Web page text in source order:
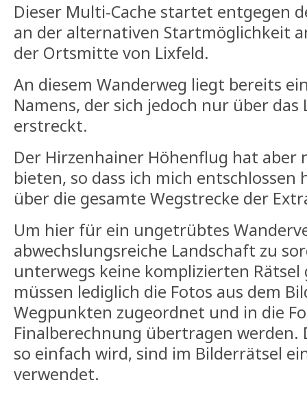
Dieser Multi-Cache startet entgegen
an der alternativen Startmöglichkeit
der Ortsmitte von Lixfeld.
An diesem Wanderweg liegt bereits
Namens, der sich jedoch nur über das
erstreckt.
Der Hirzenhainer Höhenflug hat aber
bieten, so dass ich mich entschlossen
über die gesamte Wegstrecke der
Um hier für ein ungetrübtes
abwechslungsreiche Landschaft zu
unterwegs keine komplizierten Rätsel
müssen lediglich die Fotos aus dem
Wegpunkten zugeordnet und in die
Finalberechnung übertragen werden.
so einfach wird, sind im Bilderrätsel
verwendet.